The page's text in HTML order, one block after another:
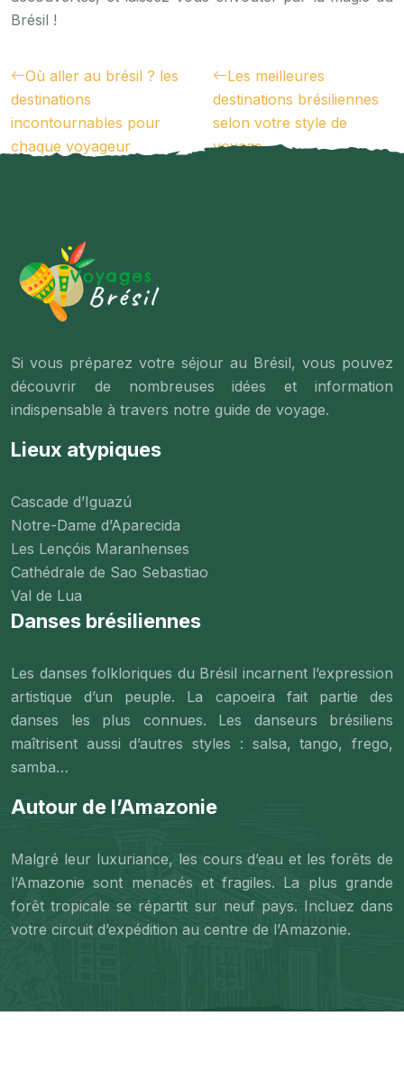
Brésil !
Où aller au brésil ? les
destinations
incontournables pour
chaque voyageur
Les meilleures
destinations brésiliennes
selon votre style de
voyage
Si vous préparez votre séjour au Brésil, vous pouvez
découvrir de nombreuses idées et information
indispensable à travers notre guide de voyage.
Lieux atypiques
Cascade d’Iguazú
Notre-Dame d’Aparecida
Les Lençóis Maranhenses
Cathédrale de Sao Sebastiao
Val de Lua
Danses brésiliennes
Les danses folkloriques du Brésil incarnent l’expression
artistique d’un peuple. La capoeira fait partie des
danses les plus connues. Les danseurs brésiliens
maîtrisent aussi d’autres styles : salsa, tango, frego,
samba…
Autour de l’Amazonie
Malgré leur luxuriance, les cours d’eau et les forêts de
l’Amazonie sont menacés et fragiles. La plus grande
forêt tropicale se répartit sur neuf pays. Incluez dans
votre circuit d’expédition au centre de l’Amazonie.